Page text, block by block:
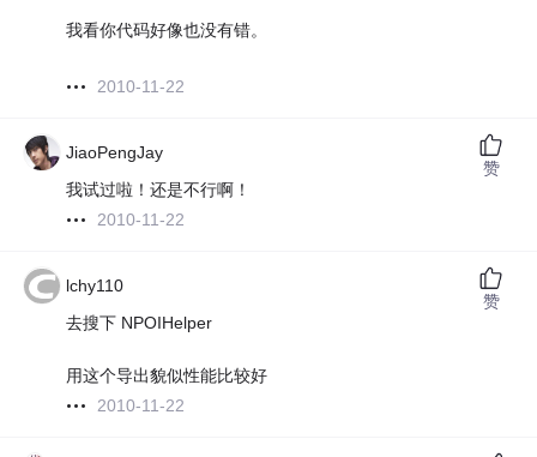
我看你代码好像也没有错。
2010-11-22
JiaoPengJay
我试过啦！还是不行啊！
2010-11-22
赞
lchy110
去搜下 NPOIHelper
用这个导出貌似性能比较好
2010-11-22
赞